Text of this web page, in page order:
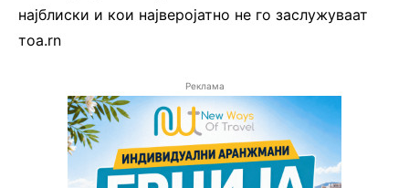
најблиски и кои најверојатно не го заслужуваат
тоа.rn
Реклама